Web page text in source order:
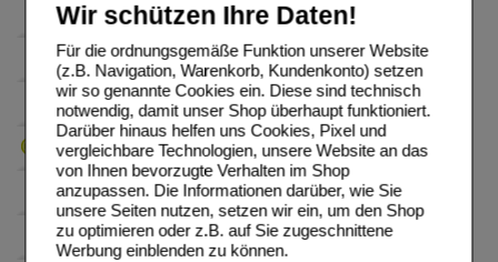
Wir schützen Ihre Daten!
Für die ordnungsgemäße Funktion unserer Website
(z.B. Navigation, Warenkorb, Kundenkonto) setzen
wir so genannte Cookies ein. Diese sind technisch
notwendig, damit unser Shop überhaupt funktioniert.
Darüber hinaus helfen uns Cookies, Pixel und
vergleichbare Technologien, unsere Website an das
von Ihnen bevorzugte Verhalten im Shop
anzupassen. Die Informationen darüber, wie Sie
unsere Seiten nutzen, setzen wir ein, um den Shop
zu optimieren oder z.B. auf Sie zugeschnittene
Werbung einblenden zu können.